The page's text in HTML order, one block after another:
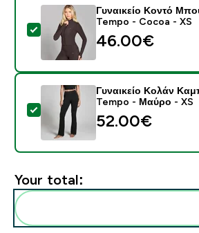
Select this product -
Γυναικείο Κοντό
Tempo - Cocoa - XS
46.00€‎
Select this product -
Γυναικείο Κολάν
Tempo - Μαύρο - XS
52.00€‎
Your total: